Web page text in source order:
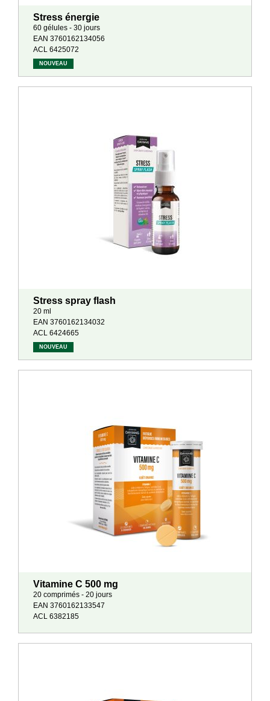
Stress énergie
60 gélules - 30 jours
EAN 3760162134056
ACL 6425072
NOUVEAU
Stress spray flash
20 ml
EAN 3760162134032
ACL 6424665
NOUVEAU
Vitamine C 500 mg
20 comprimés - 20 jours
EAN 3760162133547
ACL 6382185